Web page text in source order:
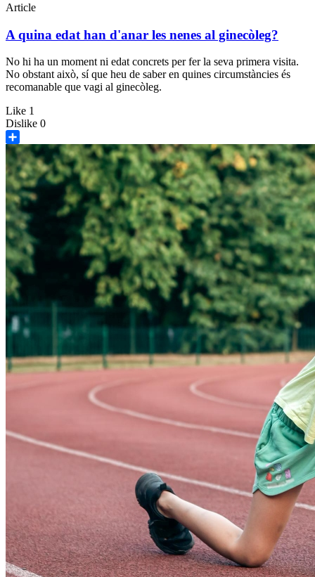
Article
A quina edat han d'anar les nenes al ginecòleg?
No hi ha un moment ni edat concrets per fer la seva primera visita.
No obstant això, sí que heu de saber en quines circumstàncies és
recomanable que vagi al ginecòleg.
Like 1
Dislike 0
Share